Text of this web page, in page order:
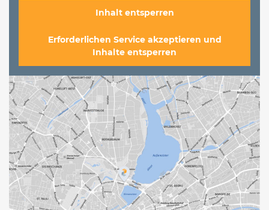
Inhalt entsperren
Erforderlichen Service akzeptieren und
Inhalte entsperren